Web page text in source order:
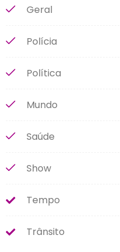
Geral
Polícia
Política
Mundo
Saúde
Show
Tempo
Trânsito